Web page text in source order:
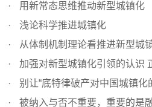
用新常态思维推动新型城镇化
浅论科学推进城镇化
从体制机制理论看推进新型城镇
加强对新型城镇化引领的认识 正
别让“底特律破产对中国城镇化
被纳入与否不重要，重要的是融入